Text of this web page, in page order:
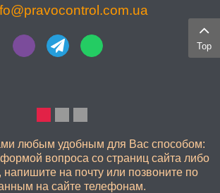
любым удобным для Вас способом:
формой вопроса со страниц сайта либо
напишите на почту или позвоните по
на сайте телефонам.
Top